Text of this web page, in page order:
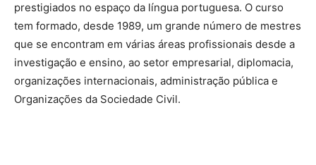
prestigiados no espaço da língua portuguesa. O curso
tem formado, desde 1989, um grande número de mestres
que se encontram em várias áreas profissionais desde a
investigação e ensino, ao setor empresarial, diplomacia,
organizações internacionais, administração pública e
Organizações da Sociedade Civil.